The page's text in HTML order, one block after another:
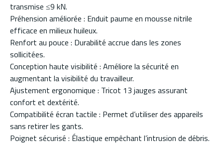
transmise ≤9 kN.
Préhension améliorée : Enduit paume en mousse nitrile
efficace en milieux huileux.
Renfort au pouce : Durabilité accrue dans les zones
sollicitées.
Conception haute visibilité : Améliore la sécurité en
augmentant la visibilité du travailleur.
Ajustement ergonomique : Tricot 13 jauges assurant
confort et dextérité.
Compatibilité écran tactile : Permet d’utiliser des appareils
sans retirer les gants.
Poignet sécurisé : Élastique empêchant l’intrusion de débris.